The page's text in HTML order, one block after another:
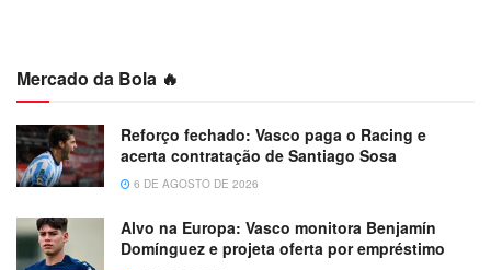
Mercado da Bola 🔥
Reforço fechado: Vasco paga o Racing e
acerta contratação de Santiago Sosa
6 DE AGOSTO DE 2026
Alvo na Europa: Vasco monitora Benjamín
Domínguez e projeta oferta por empréstimo